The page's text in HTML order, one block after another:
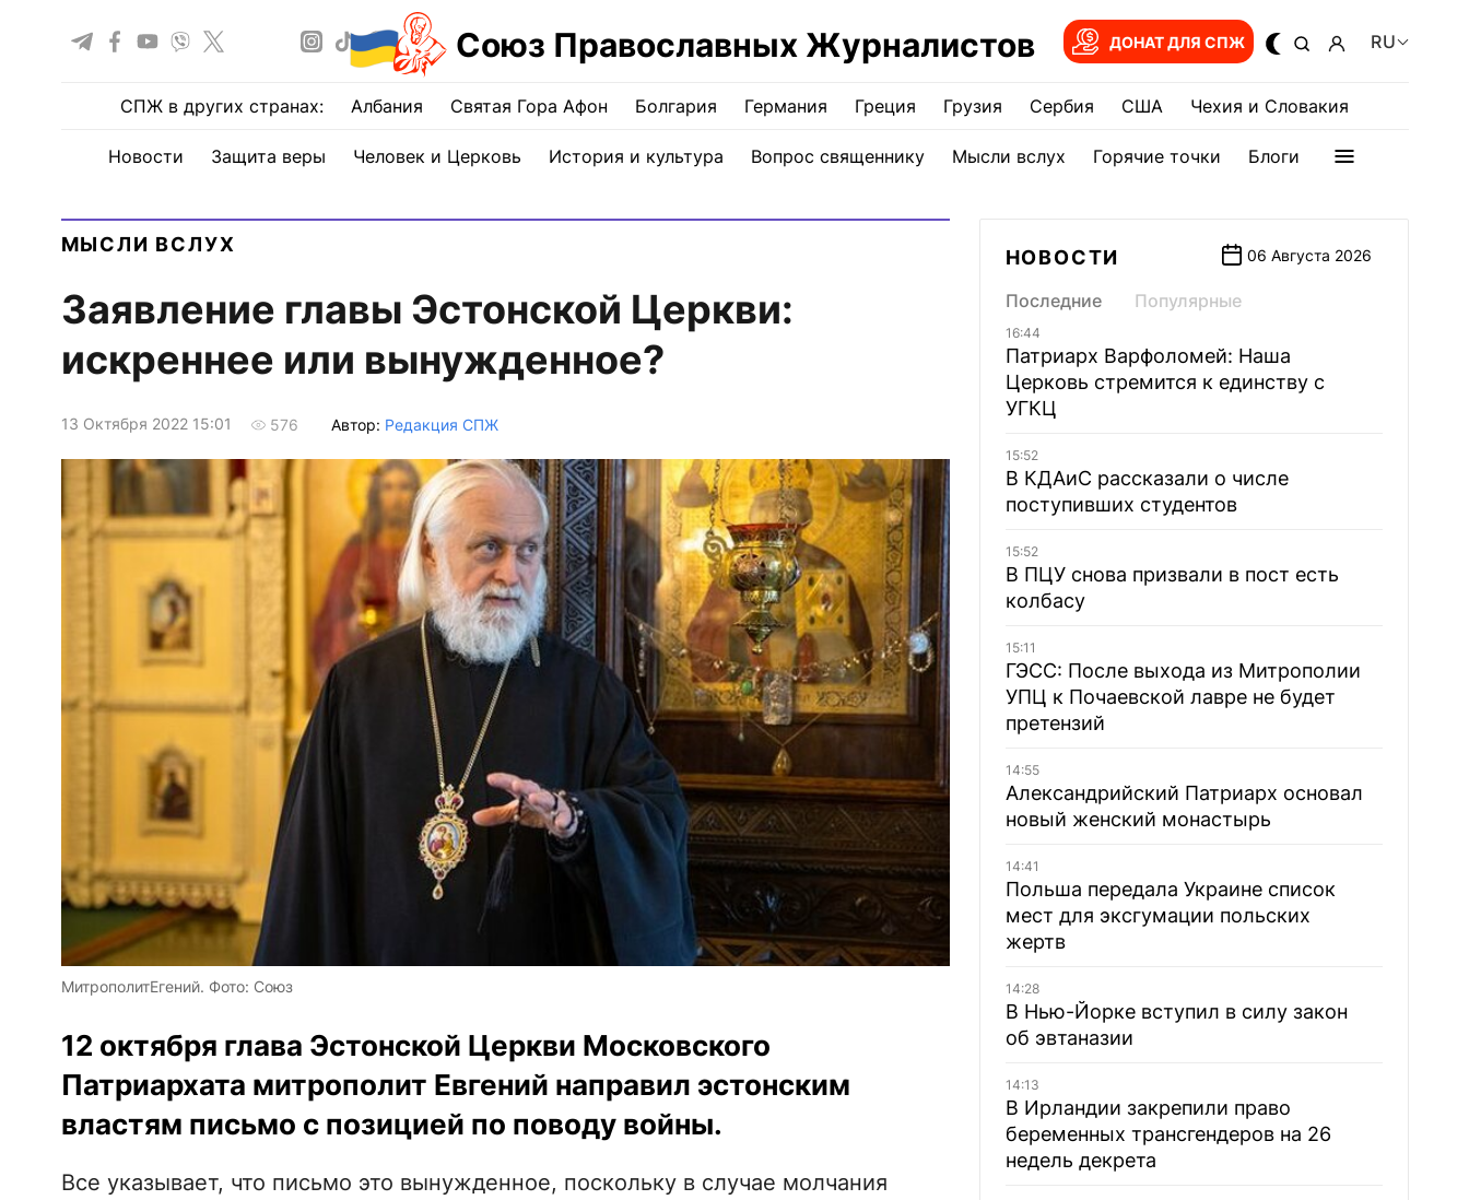
Союз Православных Журналистов ДОНАТ ДЛЯ СПЖ RU
СПЖ в других странах: Албания Святая Гора Афон Болгария Германия Греция Грузия Сербия США Чехия и Словакия
Новости Защита веры Человек и Церковь История и культура Вопрос священнику Мысли вслух Горячие точки Блоги
МЫСЛИ ВСЛУХ
Заявление главы Эстонской Церкви:
искреннее или вынужденное?
13 Октября 2022 15:01 576 Автор: Редакция СПЖ
МитрополитЕгений. Фото: Союз
12 октября глава Эстонской Церкви Московского
Патриархата митрополит Евгений направил эстонским
властям письмо с позицией по поводу войны.
Все указывает, что письмо это вынужденное, поскольку в случае молчания
НОВОСТИ 06 Августа 2026
Последние Популярные
16:44
Патриарх Варфоломей: Наша
Церковь стремится к единству с
УГКЦ
15:52
В КДАиС рассказали о числе
поступивших студентов
15:52
В ПЦУ снова призвали в пост есть
колбасу
15:11
ГЭСС: После выхода из Митрополии
УПЦ к Почаевской лавре не будет
претензий
14:55
Александрийский Патриарх основал
новый женский монастырь
14:41
Польша передала Украине список
мест для эксгумации польских
жертв
14:28
В Нью-Йорке вступил в силу закон
об эвтаназии
14:13
В Ирландии закрепили право
беременных трансгендеров на 26
недель декрета